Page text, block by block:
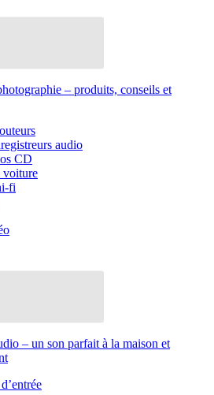
– produits, conseils et
audio
CD
voiture
fi
– un son parfait à la maison et